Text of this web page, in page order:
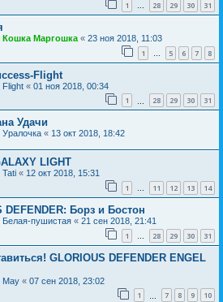
1 … 28 29 30 31
Кошка Маргошка « 23 ноя 2018, 11:03
1 … 5 6 7 8
Flight
Flight « 01 ноя 2018, 00:34
1 28 29 30 31
Удачи
Уралочка « 13 окт 2018, 18:42
LIGHT
Tati « 12 окт 2018, 15:31
1 … 11 12 13 14
DEFENDER: Борз и Бостон
Белая-пушистая « 21 сен 2018, 21:41
1 … 28 29 30 31
GLORIOUS DEFENDER ENGEL
May « 07 сен 2018, 23:02
1 7 8 9 10